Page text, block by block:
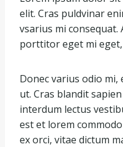
elit. Cras puldvinar
vsarius mi consequat.
porttitor eget mi
Donec varius odio
ut. Cras blandit
interdum lectus
est et lorem
ex orci, vitae dictum